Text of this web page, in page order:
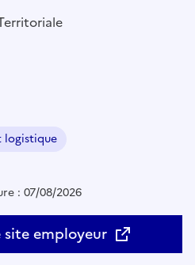
:
logistique
site employeur
: 07/08/2026